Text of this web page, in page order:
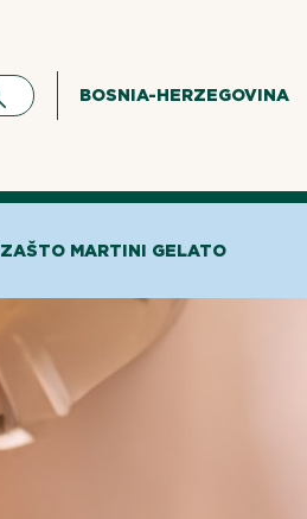
BOSNIA-HERZEGOVINA
ZAŠTO MARTINI GELATO